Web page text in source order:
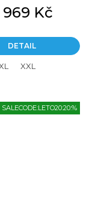
969 Kč
DETAIL
XXL
SALECODE:LETO20:20:%